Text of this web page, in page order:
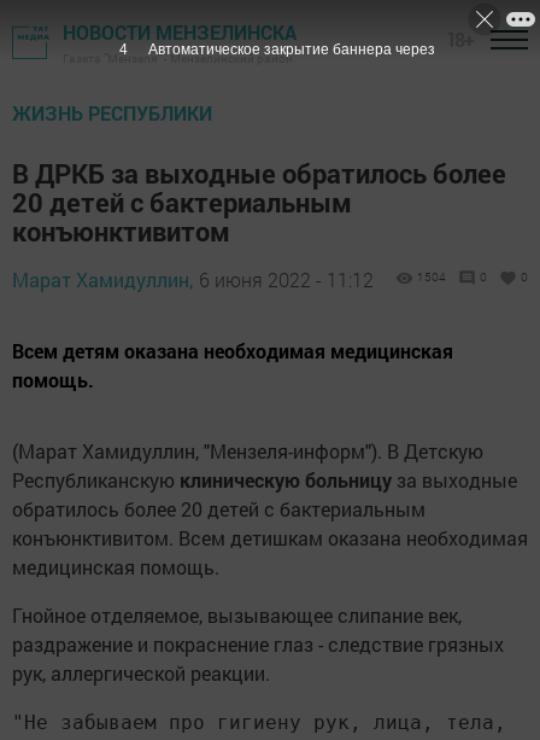
НОВОСТИ МЕНЗЕЛИНСКА
Газета "Мензеля" - Мензелинский район
ЖИЗНЬ РЕСПУБЛИКИ
В ДРКБ за выходные обратилось более
20 детей с бактериальным
конъюнктивитом
Марат Хамидуллин, 6 июня 2022 - 11:12 1504 0 0
Всем детям оказана необходимая медицинская
помощь.
(Марат Хамидуллин, "Мензеля-информ"). В Детскую
Республиканскую клиническую больницу за выходные
обратилось более 20 детей с бактериальным
конъюнктивитом. Всем детишкам оказана необходимая
медицинская помощь.
Гнойное отделяемое, вызывающее слипание век,
раздражение и покраснение глаз - следствие грязных
рук, аллергической реакции.
"Не забываем про гигиену рук, лица, тела,
3 Автоматическое закрытие баннера через